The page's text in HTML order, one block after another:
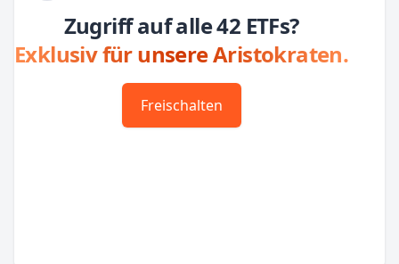
Zugriff auf alle 42 ETFs?
Exklusiv für unsere Aristokraten.
Freischalten